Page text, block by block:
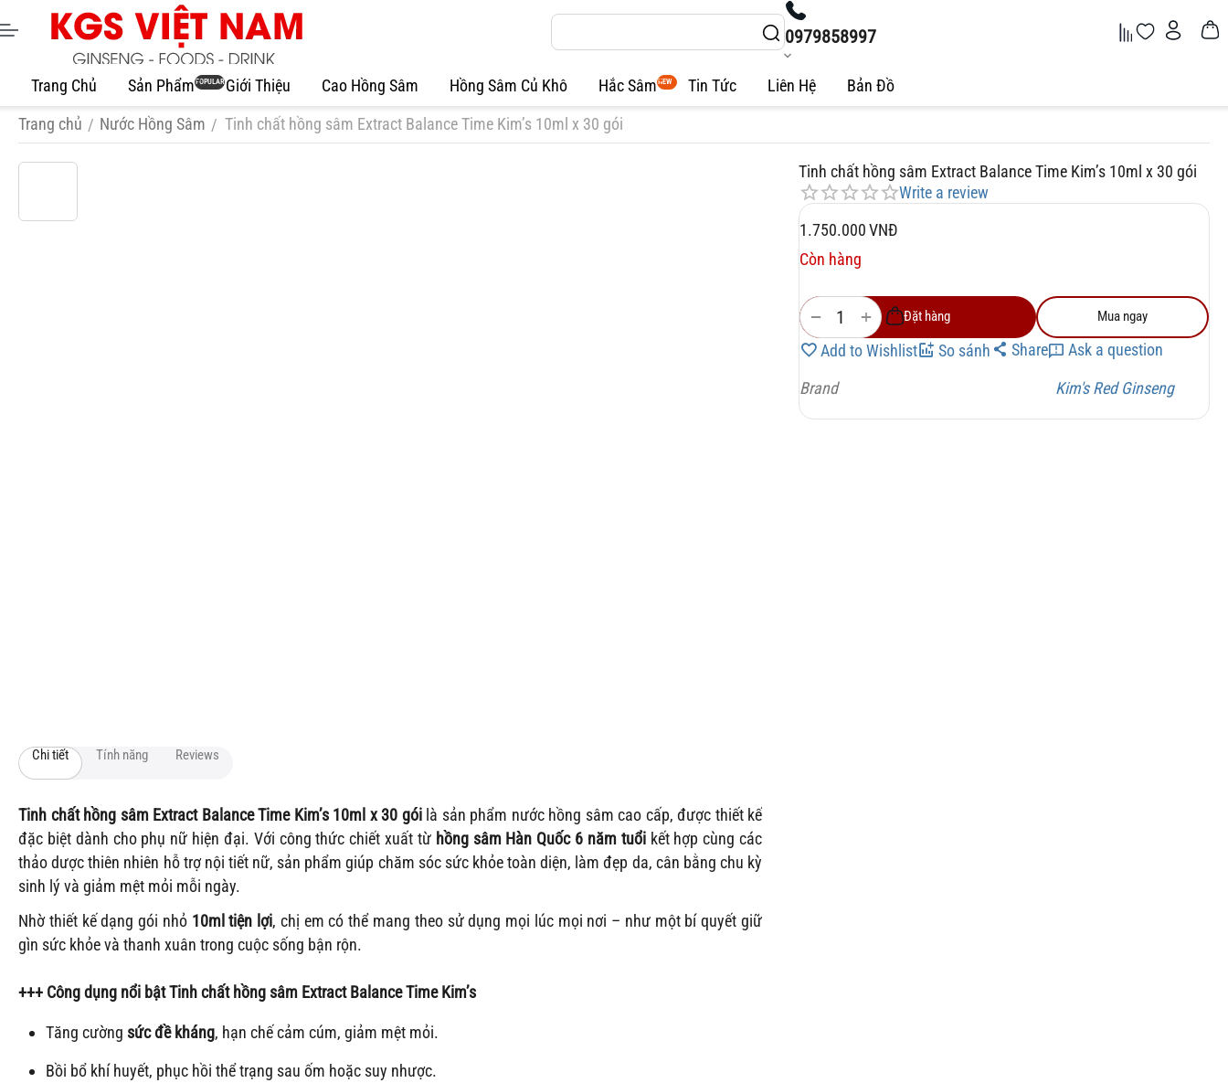
0979858997
Trang Chủ Sản Phẩm POPULAR Giới Thiệu Cao Hồng Sâm Hồng Sâm Củ Khô Hắc Sâm NEW Tin Tức Liên Hệ Bản Đồ
Trang chủ / Nước Hồng Sâm / Tinh chất hồng sâm Extract Balance Time Kim’s 10ml x 30 gói
Tinh chất hồng sâm Extract Balance Time Kim’s 10ml x 30 gói
Write a review
1.750.000VNĐ
Còn hàng
+
− Đặt hàng Mua ngay
Add to Wishlist So sánh Share Ask a question
Brand Kim's Red Ginseng
Chi tiết Tính năng Reviews
Tinh chất hồng sâm Extract Balance Time Kim’s 10ml x 30 góilà sản phẩm nước hồng sâm cao cấp, được thiết kế
đặc biệt dành cho phụ nữ hiện đại. Với công thức chiết xuất từ hồng sâm Hàn Quốc 6 năm tuổikết hợp cùng các
thảo dược thiên nhiên hỗ trợ nội tiết nữ, sản phẩm giúp chăm sóc sức khỏe toàn diện, làm đẹp da, cân bằng chu kỳ
sinh lý và giảm mệt mỏi mỗi ngày.
Nhờ thiết kế dạng gói nhỏ 10ml tiện lợi, chị em có thể mang theo sử dụng mọi lúc mọi nơi – như một bí quyết giữ
gìn sức khỏe và thanh xuân trong cuộc sống bận rộn.
+++ Công dụng nổi bậtTinh chất hồng sâm Extract Balance Time Kim’s
Tăng cường sức đề kháng, hạn chế cảm cúm, giảm mệt mỏi.
Bồi bổ khí huyết, phục hồi thể trạng sau ốm hoặc suy nhược.